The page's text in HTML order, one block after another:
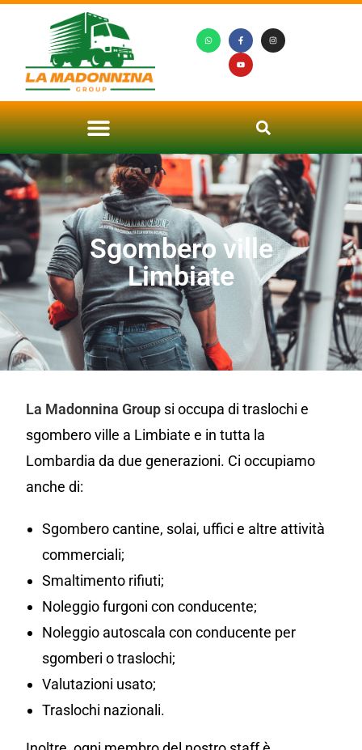
Sgombero ville
Limbiate
La Madonnina Group si occupa di traslochi e
sgombero ville a Limbiate e in tutta la
Lombardia da due generazioni. Ci occupiamo
anche di:
Sgombero cantine, solai, uffici e altre attività
commerciali;
Smaltimento rifiuti;
Noleggio furgoni con conducente;
Noleggio autoscala con conducente per
sgomberi o traslochi;
Valutazioni usato;
Traslochi nazionali.